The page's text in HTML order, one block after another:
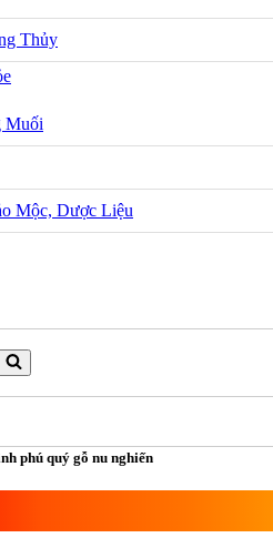
Thủy
Muối
Mộc, Dược Liệu
phú quý gỗ nu nghiến